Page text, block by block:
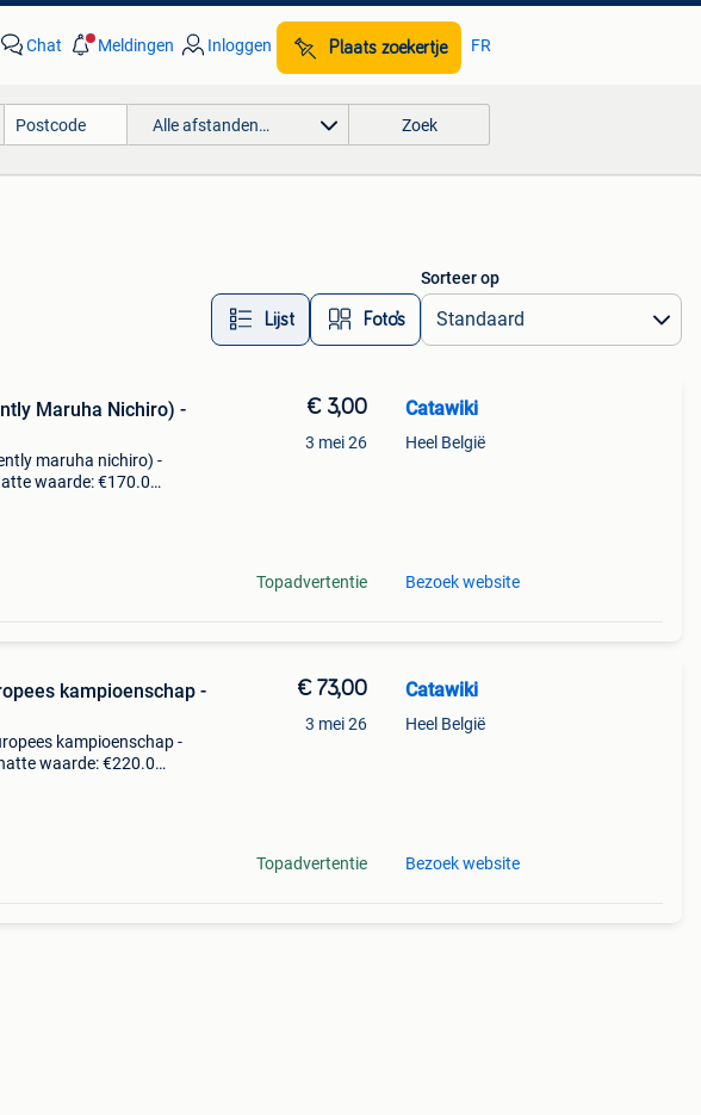
Chat Meldingen Inloggen Plaats zoekertje FR
Alle afstanden… Zoek
Lijst Foto’s
Sorteer op
Maruha Nichiro) -
maruha nichiro) -
waarde: €170.0
€ 3,00
3 mei 26
Topadvertentie
Catawiki
Heel België
Bezoek website
kampioenschap -
kampioenschap -
waarde: €220.0
€ 73,00
3 mei 26
Topadvertentie
Catawiki
Heel België
Bezoek website